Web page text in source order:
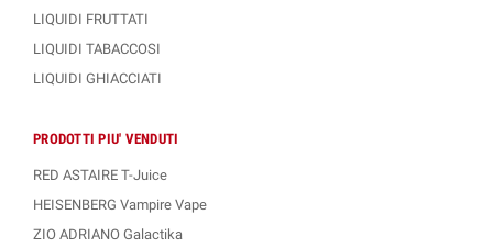
LIQUIDI FRUTTATI
LIQUIDI TABACCOSI
LIQUIDI GHIACCIATI
PRODOTTI PIU' VENDUTI
RED ASTAIRE T-Juice
HEISENBERG Vampire Vape
ZIO ADRIANO Galactika